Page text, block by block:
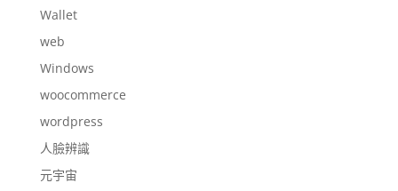
Wallet
web
Windows
woocommerce
wordpress
人臉辨識
元宇宙